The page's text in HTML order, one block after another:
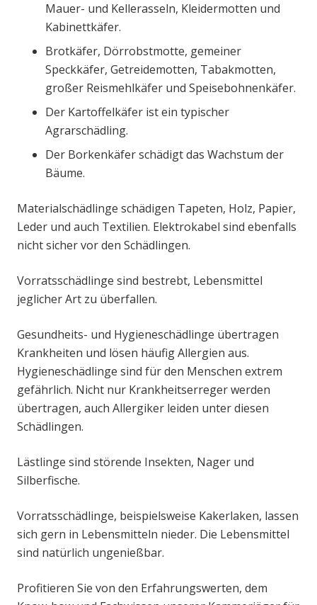
Mauer- und Kellerasseln, Kleidermotten und
Kabinettkäfer.
Brotkäfer, Dörrobstmotte, gemeiner
Speckkäfer, Getreidemotten, Tabakmotten,
großer Reismehlkäfer und Speisebohnenkäfer.
Der Kartoffelkäfer ist ein typischer
Agrarschädling.
Der Borkenkäfer schädigt das Wachstum der
Bäume.
Materialschädlinge schädigen Tapeten, Holz, Papier,
Leder und auch Textilien. Elektrokabel sind ebenfalls
nicht sicher vor den Schädlingen.
Vorratsschädlinge sind bestrebt, Lebensmittel
jeglicher Art zu überfallen.
Gesundheits- und Hygieneschädlinge übertragen
Krankheiten und lösen häufig Allergien aus.
Hygieneschädlinge sind für den Menschen extrem
gefährlich. Nicht nur Krankheitserreger werden
übertragen, auch Allergiker leiden unter diesen
Schädlingen.
Lästlinge sind störende Insekten, Nager und
Silberfische.
Vorratsschädlinge, beispielsweise Kakerlaken, lassen
sich gern in Lebensmitteln nieder. Die Lebensmittel
sind natürlich ungenießbar.
Profitieren Sie von den Erfahrungswerten, dem